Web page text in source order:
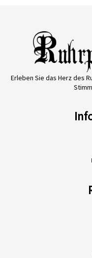
Erleben Sie das Herz des